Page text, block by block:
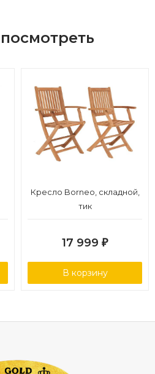
Кресло Borneo, складной,
тик
17 999 ₽
В корзину